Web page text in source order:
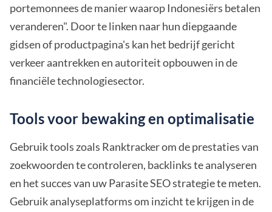
portemonnees de manier waarop Indonesiërs betalen
veranderen". Door te linken naar hun diepgaande
gidsen of productpagina's kan het bedrijf gericht
verkeer aantrekken en autoriteit opbouwen in de
financiële technologiesector.
Tools voor bewaking en optimalisatie
Gebruik tools zoals Ranktracker om de prestaties van
zoekwoorden te controleren, backlinks te analyseren
en het succes van uw Parasite SEO strategie te meten.
Gebruik analyseplatforms om inzicht te krijgen in de